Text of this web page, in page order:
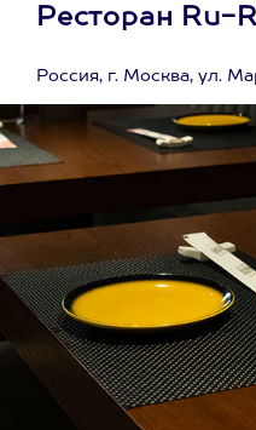
Ресторан Ru-
Россия, г. Москва, ул.